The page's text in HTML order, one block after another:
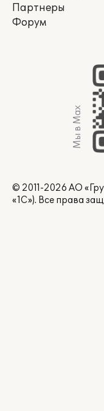
Партнеры
Форум
Мы в Max
© 2011-2026 АО
«1С»). Все права